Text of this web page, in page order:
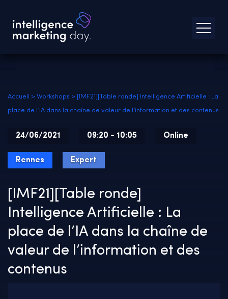
Accueil > Workshops > [IMF21][Table ronde] Intelligence Artificielle : La
place de l’IA dans la chaîne de valeur de l’information et des contenus
24/06/2021 09:20 - 10:05 Online
Rennes Expert
[IMF21][Table ronde]
Intelligence Artificielle : La
place de l’IA dans la chaîne de
valeur de l’information et des
contenus